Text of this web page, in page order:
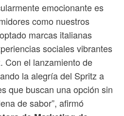
emocionante es
como nuestros
marcas italianas
sociales vibrantes
Con el lanzamiento de
la alegría del Spritz a
que buscan una opción sin
de sabor”, afirmó